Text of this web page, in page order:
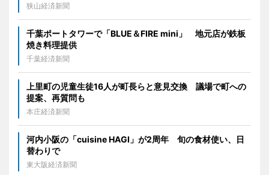
狭山経済新聞
千葉ポートタワーで「BLUE＆FIRE mini」 地元店が鉄板
焼き料理提供
千葉経済新聞
上里町の児童生徒16人が町長らと意見交換 議場で町への
提案、再質問も
本庄経済新聞
河内小阪の「cuisine HAGI」が2周年 旬の食材使い、日
替わりで
東大阪経済新聞